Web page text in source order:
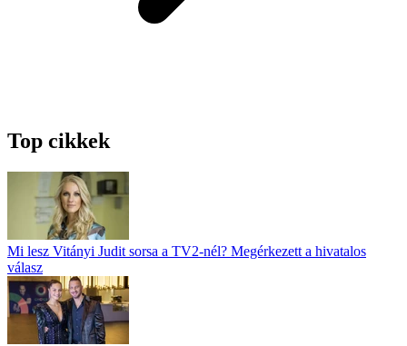
Top cikkek
Mi lesz Vitányi Judit sorsa a TV2-nél? Megérkezett a hivatalos
válasz